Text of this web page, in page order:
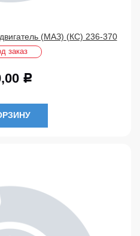
(МАЗ) (КС) 236-370
заказ
Р